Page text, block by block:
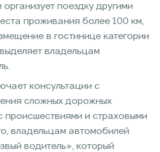
поездку другими
проживания более 100 км,
в гостинице категории
владельцам
консультации с
сложных дорожных
происшествиями и страховыми
владельцам автомобилей
водитель», который